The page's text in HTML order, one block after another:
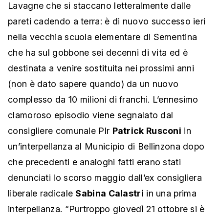
Lavagne che si staccano letteralmente dalle
pareti cadendo a terra: è di nuovo successo ieri
nella vecchia scuola elementare di Sementina
che ha sul gobbone sei decenni di vita ed è
destinata a venire sostituita nei prossimi anni
(non è dato sapere quando) da un nuovo
complesso da 10 milioni di franchi. L’ennesimo
clamoroso episodio viene segnalato dal
consigliere comunale Plr Patrick Rusconi in
un’interpellanza al Municipio di Bellinzona dopo
che precedenti e analoghi fatti erano stati
denunciati lo scorso maggio dall’ex consigliera
liberale radicale Sabina Calastri in una prima
interpellanza. “Purtroppo giovedì 21 ottobre si è